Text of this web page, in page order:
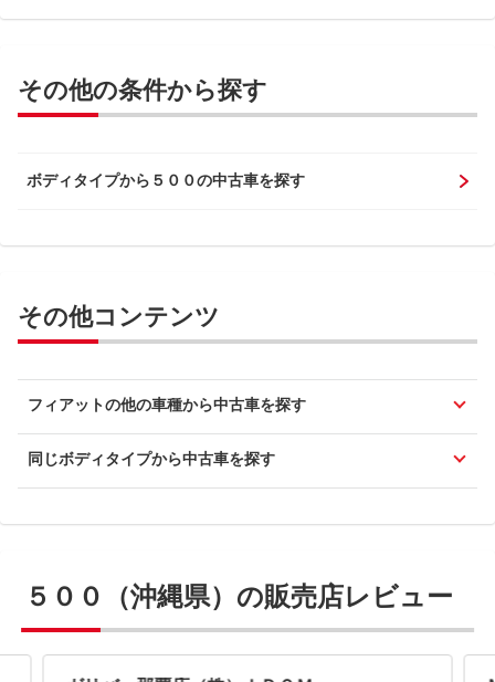
その他の条件から探す
ボディタイプから５００の中古車を探す
その他コンテンツ
フィアットの他の車種から中古車を探す
同じボディタイプから中古車を探す
５００（沖縄県）の販売店レビュー